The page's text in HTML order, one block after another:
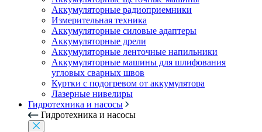
Аккумуляторные радиоприемники
Измерительная техника
Аккумуляторные силовые адаптеры
Аккумуляторные дрели
Аккумуляторные ленточные напильники
Аккумуляторные машины для шлифования
угловых сварных швов
Куртки с подогревом от аккумулятора
Лазерные нивелиры
Гидротехника и насосы
Гидротехника и насосы